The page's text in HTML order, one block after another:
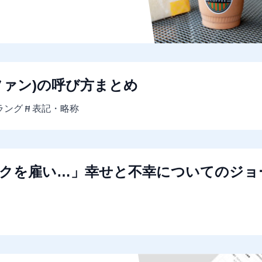
ン)の呼び方まとめ
ング 表記・略称
を雇い…」幸せと不幸についてのジョ